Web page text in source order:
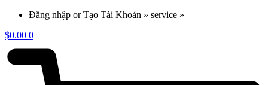
Đăng nhập or Tạo Tài Khoản » service »
$0.00 0